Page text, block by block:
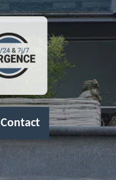
Contact